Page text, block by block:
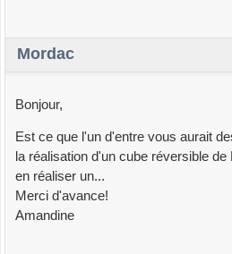
Mordac
Bonjour,
Est ce que l'un d'entre vous aurait
la réalisation d'un cube réversible
en réaliser un...
Merci d'avance!
Amandine